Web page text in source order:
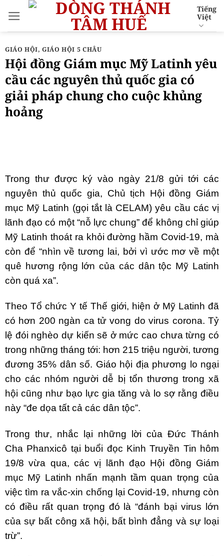
qua
nội
dung
Tiếng
Việt
GIÁO HỘI,GIÁO HỘI 5 CHÂU
Hội đồng Giám mục Mỹ Latinh yêu
cầu các nguyên thủ quốc gia có
giải pháp chung cho cuộc khủng
hoảng
Trong thư được ký vào ngày 21/8 gửi tới các
nguyên thủ quốc gia, Chủ tịch Hội đồng Giám
mục Mỹ Latinh (gọi tắt là CELAM) yêu cầu các vị
lãnh đạo có một “nỗ lực chung” để không chỉ giúp
Mỹ Latinh thoát ra khỏi đường hầm Covid-19, mà
còn để “nhìn về tương lai, bởi vì ước mơ về một
quê hương rộng lớn của các dân tộc Mỹ Latinh
còn quá xa”.
Theo Tổ chức Y tế Thế giới, hiện ở Mỹ Latinh đã
có hơn 200 ngàn ca tử vong do virus corona. Tỷ
lệ đói nghèo dự kiến sẽ ở mức cao chưa từng có
trong những tháng tới: hơn 215 triệu người, tương
đương 35% dân số. Giáo hội địa phương lo ngại
cho các nhóm người dễ bị tổn thương trong xã
hội cũng như bạo lực gia tăng và lo sợ rằng điều
này “đe dọa tất cả các dân tộc”.
Trong thư, nhắc lại những lời của Đức Thánh
Cha Phanxicô tại buổi đọc Kinh Truyền Tin hôm
19/8 vừa qua, các vị lãnh đạo Hội đồng Giám
mục Mỹ Latinh nhấn mạnh tầm quan trọng của
việc tìm ra vắc-xin chống lại Covid-19, nhưng còn
có điều rất quan trọng đó là “đánh bại virus lớn
của sự bất công xã hội, bất bình đẳng và sự loại
trừ”.